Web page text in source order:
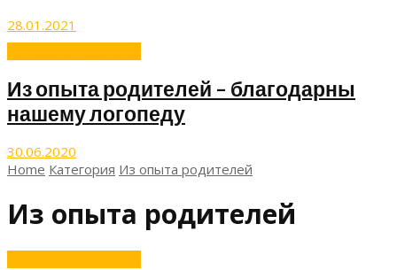
28.01.2021
Из опыта родителей – благодарны
нашему логопеду
30.06.2020
Home Категория Из опыта родителей
Из опыта родителей